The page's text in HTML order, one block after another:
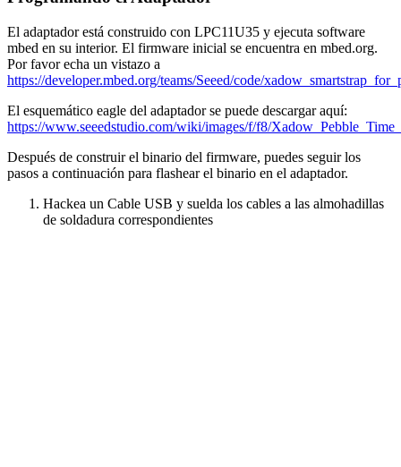
El adaptador está construido con LPC11U35 y ejecuta software
mbed en su interior. El firmware inicial se encuentra en mbed.org.
Por favor echa un vistazo a
https://developer.mbed.org/teams/Seeed/code/
El esquemático eagle del adaptador se puede descargar aquí:
https://www.seeedstudio.com/wiki/images/f/f8/
Después de construir el binario del firmware, puedes seguir los
pasos a continuación para flashear el binario en el adaptador.
Hackea un Cable USB y suelda los cables a las almohadillas
de soldadura correspondientes